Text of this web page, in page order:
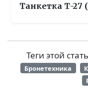
Танкетка Т-27
Теги этой
Бронетехника